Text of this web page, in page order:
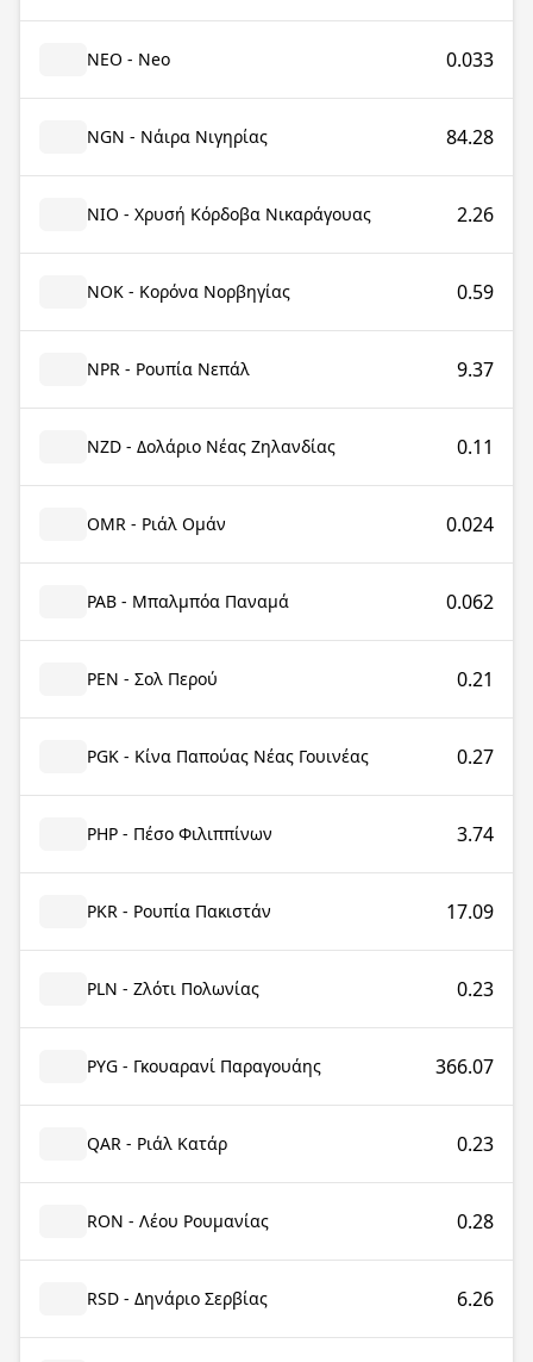
NEO - Neo 0.033
NGN - Νάιρα Νιγηρίας 84.28
NIO - Χρυσή Κόρδοβα Νικαράγουας 2.26
NOK - Κορόνα Νορβηγίας 0.59
NPR - Ρουπία Νεπάλ 9.37
NZD - Δολάριο Νέας Ζηλανδίας 0.11
OMR - Ριάλ Ομάν 0.024
PAB - Μπαλμπόα Παναμά 0.062
PEN - Σολ Περού 0.21
PGK - Κίνα Παπούας Νέας Γουινέας 0.27
PHP - Πέσο Φιλιππίνων 3.74
PKR - Ρουπία Πακιστάν 17.09
PLN - Ζλότι Πολωνίας 0.23
PYG - Γκουαρανί Παραγουάης 366.07
QAR - Ριάλ Κατάρ 0.23
RON - Λέου Ρουμανίας 0.28
RSD - Δηνάριο Σερβίας 6.26